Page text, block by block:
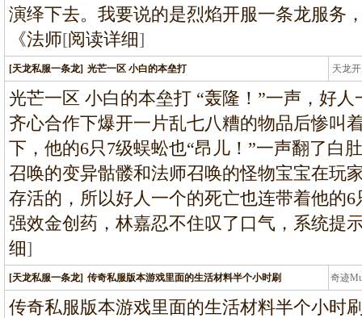
演绎下去。我要说的是烈焰开服一条龙服务
《法师[阅读详细]
[天龙私服一条龙] 光芒一区 小白的本垒打 天龙
龙
光芒一区 小白的本垒打 “轰隆！”一声，好
齐心合作下爆开一片乱七八糟的物品后惨叫
下，他的6只7级蜈蚣也“昂儿！”一声翻了白
召唤的变异骷髅和法师召唤的怪物宝宝在玩
存活的，所以好人一个的死亡也连带着他的
强效金创药，林嘉忍不住叹了口气，系统提
细]
[天龙私服一条龙] 传奇私服版本游戏里面的生活材料半个小时刷 奇迹
条
传奇私服版本游戏里面的生活材料半个小时